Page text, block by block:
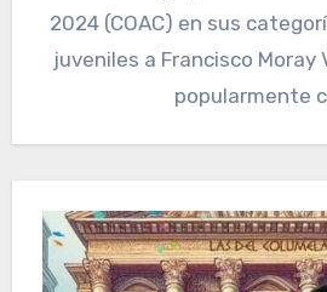
2024 (COAC) en sus
juveniles a Francisco
popularmente